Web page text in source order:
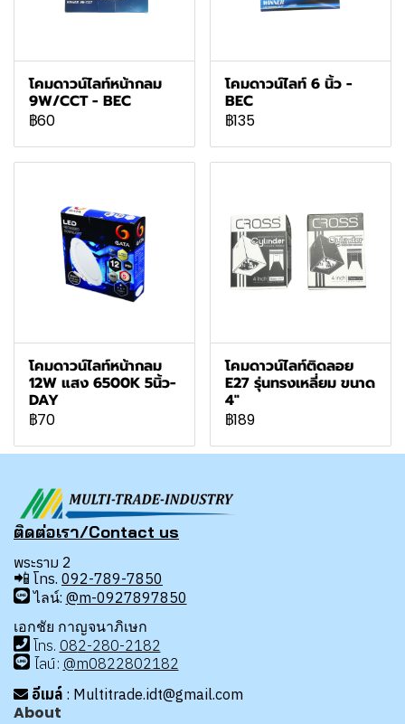
โคมดาวน์ไลท์หน้ากลม
9W/CCT - BEC
฿60
โคมดาวน์ไลท์ 6 นิ้ว -
BEC
฿135
โคมดาวน์ไลท์หน้ากลม
12W แสง 6500K 5นิ้ว-
DAY
฿70
โคมดาวน์ไลท์ติดลอย
E27 รุ่นทรงเหลี่ยม ขนาด
4"
฿189
ติดต่อเรา/Contact us
พระราม 2
📲 โทร. 092-789-7850
ไลน์: @m-0927897850
เอกชัย กาญจนาภิเษก
โทร. 082-280-2182
ไลน์: @m0822802182
อีเมล์ : Multitrade.idt@gmail.com
About